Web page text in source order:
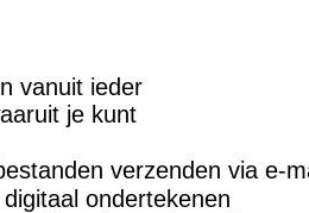
vanuit ieder
je kunt
verzenden via e-
ondertekenen